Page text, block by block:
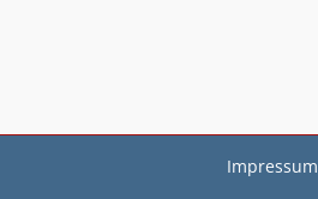
Impressum